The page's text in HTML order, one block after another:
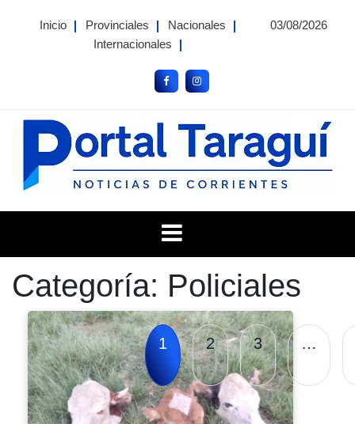
Inicio Provinciales
Nacionales
Internacionales
03/08/2026
Portal Taragui
Categoría: Policiales
1 2 3 …